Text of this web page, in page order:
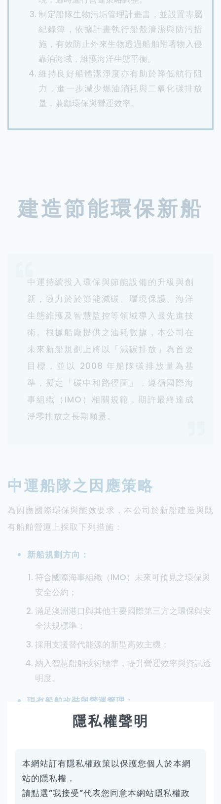
制定船隊生物污垢管理計畫書，並設置專屬
紀錄簿，依據計畫執行船殼清潔與防污措
施，有效防止外來生物透過船舶附著物入侵
靠泊海域，維護海洋生態平衡。
維持良好船體潔淨度亦有助於降低航行阻
力，進一步減少燃油消耗與二氧化碳排放
量，兼顧環保與營運效率。
建造節能環保新船
中運持續投入環保與節能設備的升級與創
新，致力於於節能減碳、環境保護、海洋
生態維護及智慧監控等領域導入最先進技
術。根據船廠提供之油耗數據，本公司在
未來新船規劃上將以「減碳排放」為首要
目標，並以 2008 年船隊碳排放量為基
準，擬定「碳中和路徑圖」，遵循國際海
事組織（IMO）相關規範，期許最終達成
淨零排放之長期願景。
中運船隊之因應策略
為因應國際環保與能效要求，本公司於新船建造與既
有船舶營運上採取下列措施：
新船規劃方向：
符合國際海事組織（IMO）未來可預見之環保與
安全公約；
滿足澳洲港口與其他主要國際第三方之環保與安
全法規標準；
採用支援替代能源的新型高效主機；
納入智慧船舶技術標準，提升營運效率與資訊透
明度。
現有船舶改裝與營運管理：
已於 2022～2023 年間，為既有船舶實施主機降
為因應自 2023 年起正式實施的 CII（碳強度指
標） 及可能導致同級船舶排名淘汰的機制，本公
司自 2022 年起導入新式燃油消耗與航行數據申
隱私權聲明
本網站訂有隱私權政策以保護您個人於本網
站的隱私權，
請點選”我接受”代表您同意本網站隱私權政